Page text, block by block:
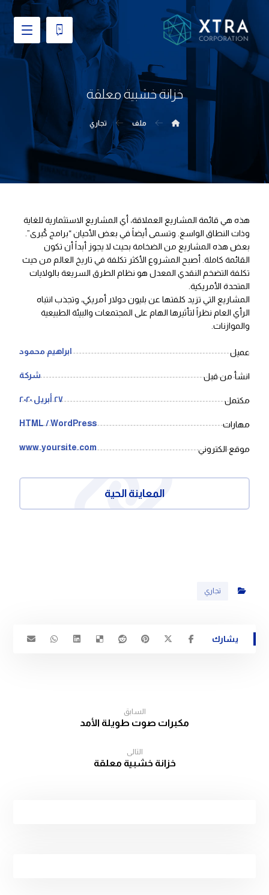
خزانة خشبية معلقة
ملف تجاري
هذه هي قائمة المشاريع العملاقة، أي المشاريع الاستثمارية للغاية
وذات النطاق الواسع. وتسمى أيضاً في بعض الأحيان “برامج كُبرى”.
بعض هذه المشاريع من الضخامة بحيث لا يجوز أبداً أن تكون
القائمة كاملة. أصبح المشروع الأكثر تكلفة في تاريخ العالم من حيث
تكلفة التضخم النقدي المعدل هو نظام الطرق السريعة بالولايات
المتحدة الأمريكية.
المشاريع التي تزيد كلفتها عن بليون دولار أمريكي، وتجذب انتباه
الرأي العام نظراً لتأثيرها الهام على المجتمعات والبيئة الطبيعية
والموازنات.
عميل ابراهیم محمود
انشأ من قبل شركة
مكتمل ٢٧ أبريل ٢٠٢٠
مهارات HTML / WordPress
موقع الكتروني www.yoursite.com
المعاينة الحية
تجاري
السابق
مكبرات صوت طويلة الأمد
التالى
خزانة خشبية معلقة